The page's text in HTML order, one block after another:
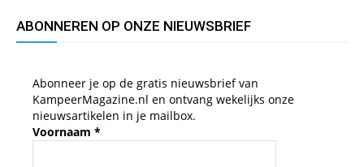
ABONNEREN OP ONZE NIEUWSBRIEF
Abonneer je op de gratis nieuwsbrief van
KampeerMagazine.nl en ontvang wekelijks onze
nieuwsartikelen in je mailbox.
Voornaam *